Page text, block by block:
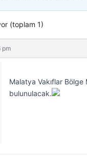
(toplam 1)
pm
Malatya Vakıflar
bulunulacak.